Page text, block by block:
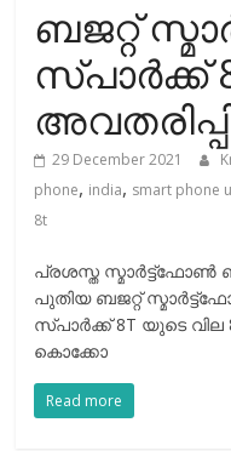
ബജറ്റ്
സ്പാർക്ക്
29 December 2021
phone, india, smart phone
8t
പ്രശസ്ത സ്മാർട്ട്ഫോൺ
പുതിയ ബജറ്റ്
സ്പാർക്ക് 8T യുടെ
കൊക്കോ
Read more